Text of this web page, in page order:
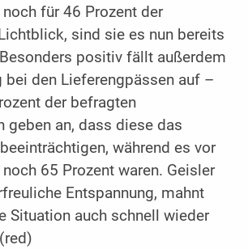
für 46 Prozent der
sind sie es nun bereits
positiv fällt außerdem
bei den Lieferengpässen auf –
der befragten
geben an, dass diese das
während es vor
65 Prozent waren. Geisler
Entspannung, mahnt
Situation auch schnell wieder